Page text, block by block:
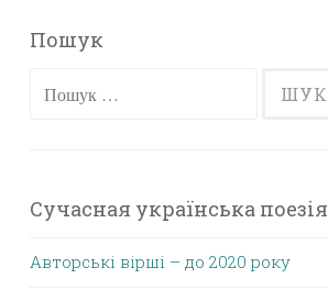
Пошук
Пошук:
Сучасная українська поезія
Авторські вірші – до 2020 року